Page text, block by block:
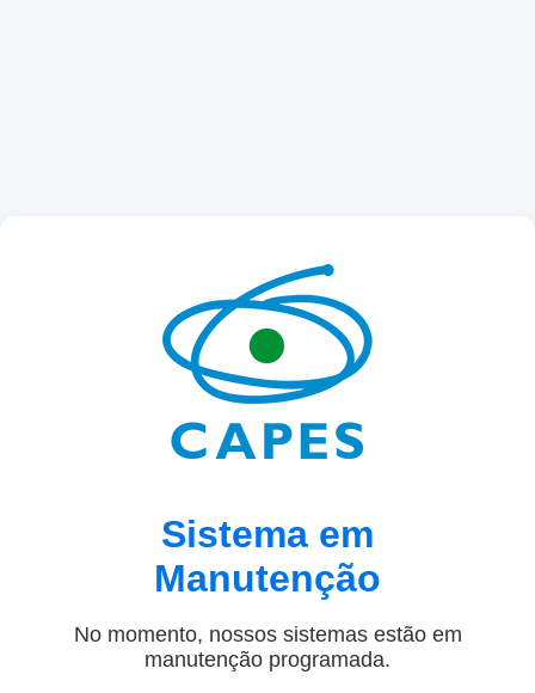
Sistema em
Manutenção
No momento, nossos sistemas estão em
manutenção programada.